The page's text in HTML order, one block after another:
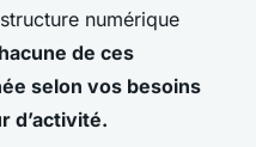
numérique
de ces
selon vos besoins
d’activité.